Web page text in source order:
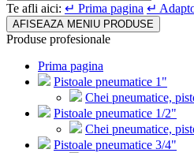
Te afli aici: ↵ Prima pagina ↵
AFISEAZA MENIU PRODUSE
Produse profesionale
Prima pagina
Pistoale pneumatice 1"
Chei pneumatice,
Pistoale pneumatice 1/2"
Chei pneumatice,
Pistoale pneumatice 3/4"